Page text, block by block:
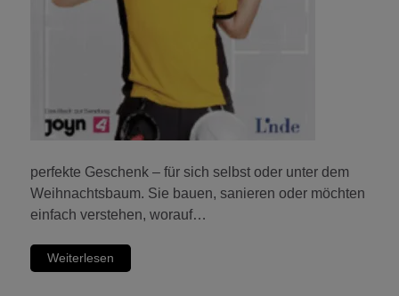
perfekte Geschenk – für sich selbst oder unter dem
Weihnachtsbaum. Sie bauen, sanieren oder möchten
einfach verstehen, worauf…
Weiterlesen